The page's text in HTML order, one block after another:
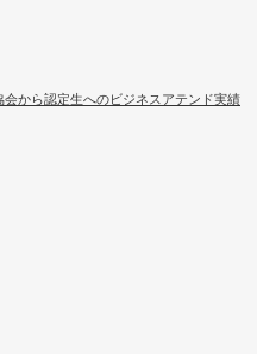
から認定生へのビジネスアテンド実績